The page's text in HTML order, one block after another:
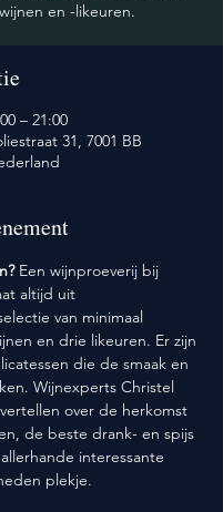
en -likeuren.
– 21:00
31, 7001 BB
Een wijnproeverij bij
altijd uit
van minimaal
en drie likeuren. Er zijn
die de smaak en
Wijnexperts Christel
over de herkomst
de beste drank- en spijs
interessante
plekje.